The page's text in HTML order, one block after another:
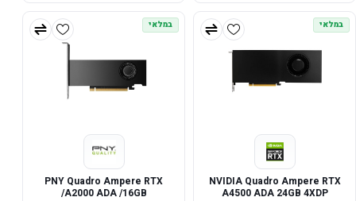
במלאי
NVIDIA Quadro Ampere RTX
A4500 ADA 24GB 4XDP
במלאי
PNY Quadro Ampere RTX
A2000 ADA /16GB/